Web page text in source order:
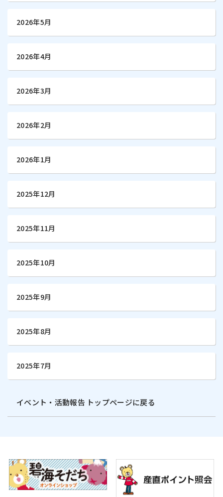
2026年5月
2026年4月
2026年3月
2026年2月
2026年1月
2025年12月
2025年11月
2025年10月
2025年9月
2025年8月
2025年7月
イベント・活動報告 トップページに戻る